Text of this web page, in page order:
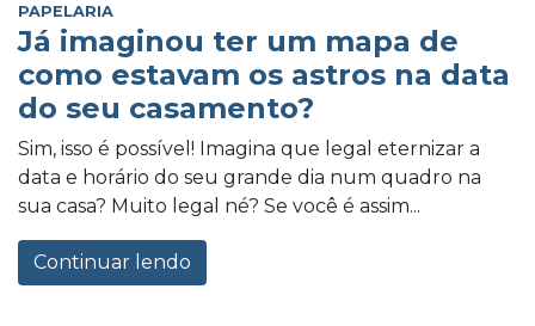
PAPELARIA
Já imaginou ter um mapa de
como estavam os astros na data
do seu casamento?
Sim, isso é possível! Imagina que legal eternizar a
data e horário do seu grande dia num quadro na
sua casa? Muito legal né? Se você é assim...
Continuar lendo